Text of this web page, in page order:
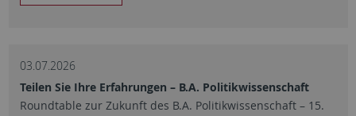
03.07.2026
Teilen Sie Ihre Erfahrungen – B.A. Politikwissenschaft
Roundtable zur Zukunft des B.A. Politikwissenschaft – 15.